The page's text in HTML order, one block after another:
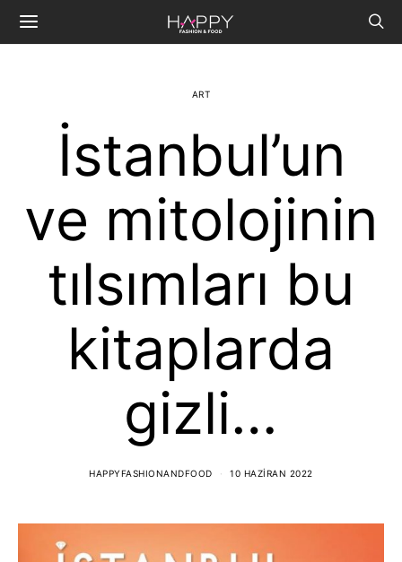
ART
İstanbul’un
ve mitolojinin
tılsımları bu
kitaplarda
gizli…
HAPPYFASHIONANDFOOD 10 HAZIRAN 2022